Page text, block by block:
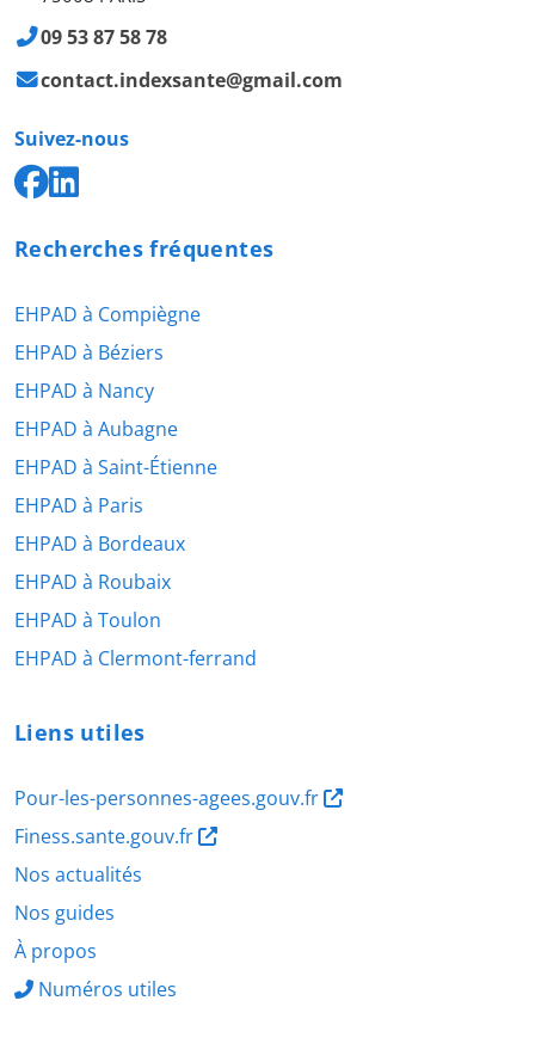
09 53 87 58 78
contact.indexsante@gmail.com
Suivez-nous
Recherches fréquentes
EHPAD à Compiègne
EHPAD à Béziers
EHPAD à Nancy
EHPAD à Aubagne
EHPAD à Saint-Étienne
EHPAD à Paris
EHPAD à Bordeaux
EHPAD à Roubaix
EHPAD à Toulon
EHPAD à Clermont-ferrand
Liens utiles
Pour-les-personnes-agees.gouv.fr
Finess.sante.gouv.fr
Nos actualités
Nos guides
À propos
Numéros utiles